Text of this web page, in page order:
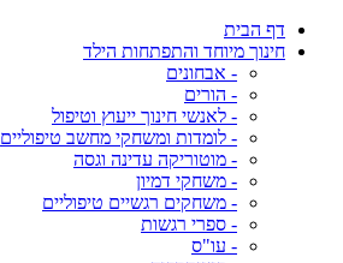
דף הבית
חינוך מיוחד והתפתחות הילד
- אבחונים
- הורים
- לאנשי חינוך ייעוץ וטיפול
- לומדות ומשחקי מחשב טיפוליים
- מוטוריקה עדינה וגסה
- משחקי דמיון
- משחקים רגשיים טיפוליים
- ספרי רגשות
- עו"ס